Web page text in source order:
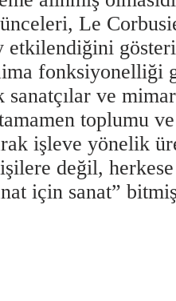
Le
etkilendiğini
fonksiyonelliği
ve
toplumu
işleve yönelik
değil,
için sanat”